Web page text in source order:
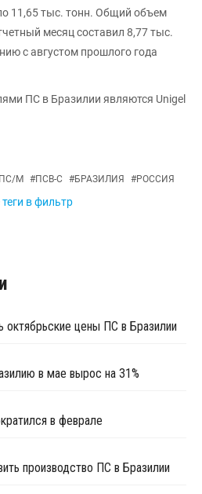
11,65 тыс. тонн. Общий объем
месяц составил 8,77 тыс.
с августом прошлого года
ПС в Бразилии являются Unigel
М #ПСВ-С #БРАЗИЛИЯ #РОССИЯ
в фильтр
октябрьские цены ПС в Бразилии
в мае вырос на 31%
в феврале
производство ПС в Бразилии